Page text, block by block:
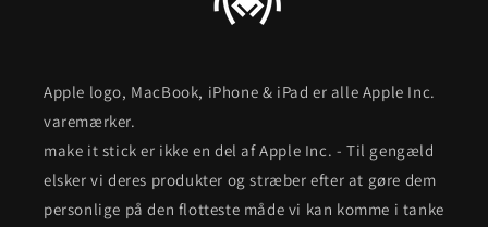
Apple logo, MacBook, iPhone & iPad er alle Apple Inc.
varemærker.
make it stick er ikke en del af Apple Inc. - Til gengæld
elsker vi deres produkter og stræber efter at gøre dem
personlige på den flotteste måde vi kan komme i tanke